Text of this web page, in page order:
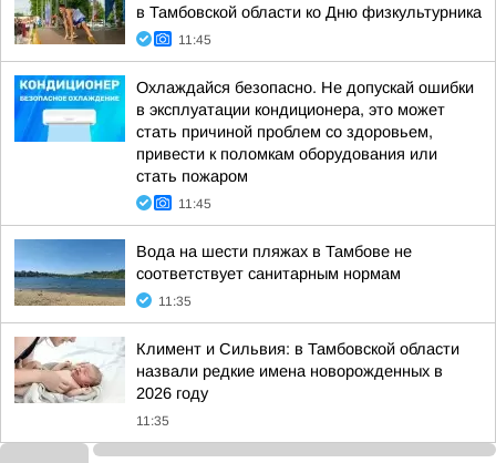
в Тамбовской области ко Дню физкультурника
11:45
Охлаждайся безопасно. Не допускай ошибки
в эксплуатации кондиционера, это может
стать причиной проблем со здоровьем,
привести к поломкам оборудования или
стать пожаром
11:45
Вода на шести пляжах в Тамбове не
соответствует санитарным нормам
11:35
Климент и Сильвия: в Тамбовской области
назвали редкие имена новорожденных в
2026 году
11:35